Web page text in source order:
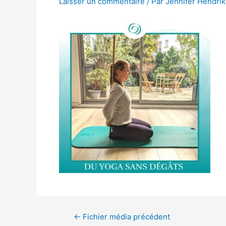
← Fichier média précédent